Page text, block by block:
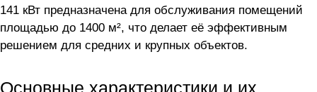
141 кВт предназначена для обслуживания помещений
площадью до 1400 м², что делает её эффективным
решением для средних и крупных объектов.
Основные характеристики и их